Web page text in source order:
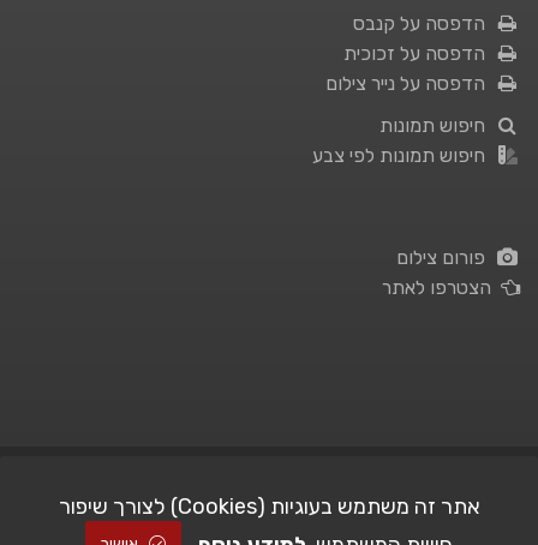
הדפסה על קנבס
הדפסה על זכוכית
הדפסה על נייר צילום
חיפוש תמונות
חיפוש תמונות לפי צבע
פורום צילום
הצטרפו לאתר
אתר זה משתמש בעוגיות (Cookies) לצורך שיפור